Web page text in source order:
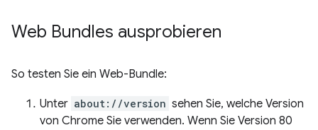
Web Bundles ausprobieren
So testen Sie ein Web-Bundle:
Unter about://version sehen Sie, welche Version
von Chrome Sie verwenden. Wenn Sie Version 80